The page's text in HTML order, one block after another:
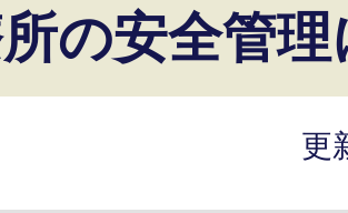
の安全管
更